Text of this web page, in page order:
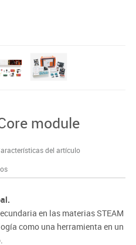
module
del artículo
en las materias STEAM
como una herramienta en un